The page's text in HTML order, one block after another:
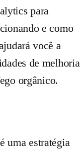
para
e como
você a
de melhoria
orgânico.
uma estratégia